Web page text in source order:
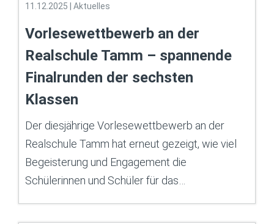
11.12.2025 Aktuelles
Vorlesewettbewerb an der
Realschule Tamm – spannende
Finalrunden der sechsten
Klassen
Der diesjährige Vorlesewettbewerb an der
Realschule Tamm hat erneut gezeigt, wie viel
Begeisterung und Engagement die
Schülerinnen und Schüler für das…